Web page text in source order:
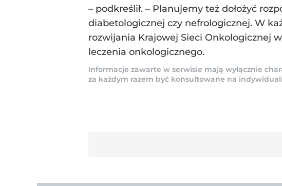
– podkreślił. – Planujemy też dołożyć
diabetologicznej czy nefrologicznej. W
rozwijania Krajowej Sieci Onkologicznej
leczenia onkologicznego.
Informacje zawarte w serwisie mają wyłącznie
za każdym razem być konsultowane na